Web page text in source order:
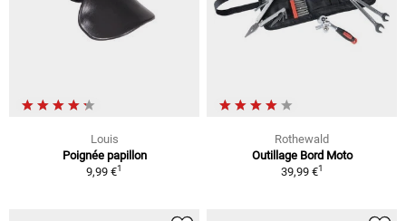
Louis
Poignée papillon
9,99 €1
Rothewald
Outillage Bord Moto
39,99 €1